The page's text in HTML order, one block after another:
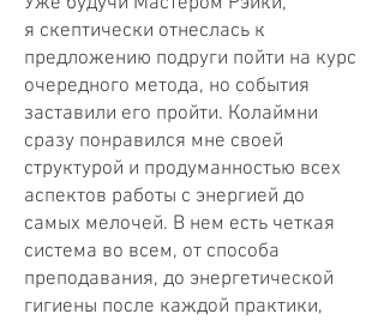
я скептически отнеслась к
предложению подруги пойти на курс
очередного метода, но события
заставили его пройти. Колаймни
сразу понравился мне своей
структурой и продуманностью всех
аспектов работы с энергией до
самых мелочей. В нем есть четкая
система во всем, от способа
преподавания, до энергетической
гигиены после каждой практики,